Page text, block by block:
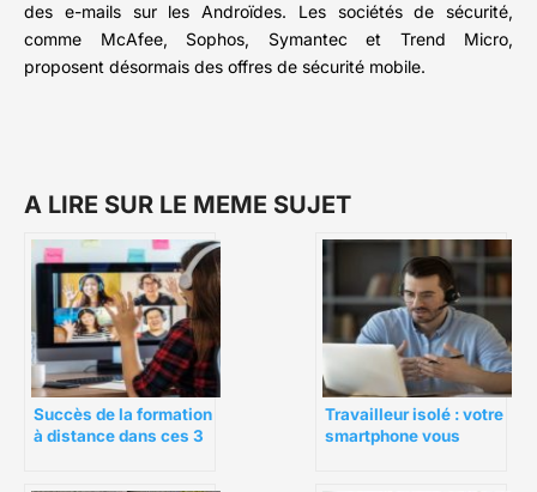
des e-mails sur les Androïdes. Les sociétés de sécurité,
comme McAfee, Sophos, Symantec et Trend Micro,
proposent désormais des offres de sécurité mobile.
A LIRE SUR LE MEME SUJET
Succès de la formation
à distance dans ces 3
Travailleur isolé : votre
smartphone vous